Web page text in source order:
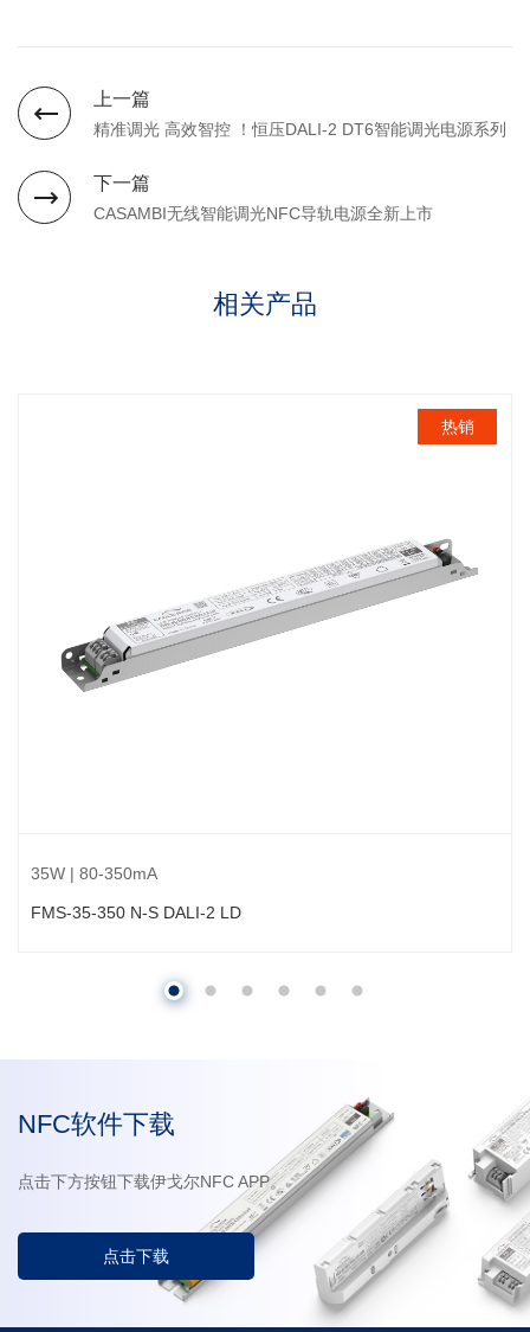
上一篇
精准调光 高效智控 ！恒压DALI-2 DT6智能调光电源系列
下一篇
CASAMBI无线智能调光NFC导轨电源全新上市
相关产品
热销
35W | 80-350mA
FMS-35-350 N-S DALI-2 LD
NFC软件下载
点击下方按钮下载伊戈尔NFC APP。
点击下载